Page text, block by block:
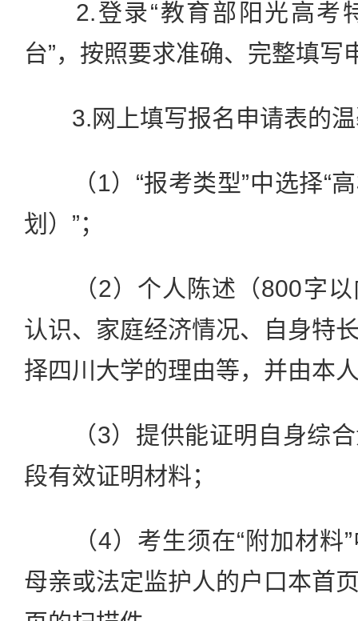
2.登录“教育部阳光高考
台”，按照要求准确、完整填写
3.网上填写报名申请表的温
（1）“报考类型”中选择“高
划）”；
（2）个人陈述（800字以
认识、家庭经济情况、自身特
择四川大学的理由等，并由本
（3）提供能证明自身综合
段有效证明材料；
（4）考生须在“附加材料”
母亲或法定监护人的户口本首